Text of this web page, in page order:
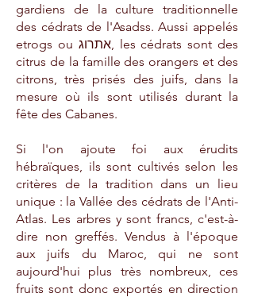
gardiens de la culture traditionnelle
des cédrats de l'Asadss. Aussi appelés
etrogs ou אתרוג, les cédrats sont des
citrus de la famille des orangers et des
citrons, très prisés des juifs, dans la
mesure où ils sont utilisés durant la
fête des Cabanes.
Si l'on ajoute foi aux érudits
hébraïques, ils sont cultivés selon les
critères de la tradition dans un lieu
unique : la Vallée des cédrats de l'Anti-
Atlas. Les arbres y sont francs, c'est-à-
dire non greffés. Vendus à l'époque
aux juifs du Maroc, qui ne sont
aujourd'hui plus très nombreux, ces
fruits sont donc exportés en direction